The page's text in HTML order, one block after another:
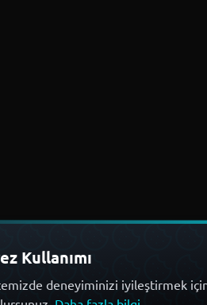
Kullanımı
deneyiminizi iyileştirmek